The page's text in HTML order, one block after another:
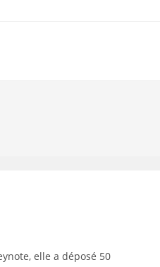
elle a déposé 50